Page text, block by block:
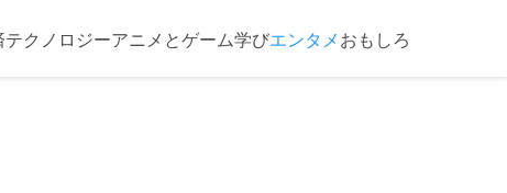
テクノロジーアニメとゲーム学びエンタメおもしろ